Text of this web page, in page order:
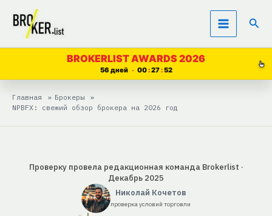
Перейти
содержимому
BROKERLIST AWARDS 2026
56 дней 00 27 51
Главная
Брокеры
NPBFX: свежий обзор брокера на 2026 год
Проверку провела редакционная команда Brokerlist ·
Декабрь 2025
Николай Кочетов
проверка условий торговли